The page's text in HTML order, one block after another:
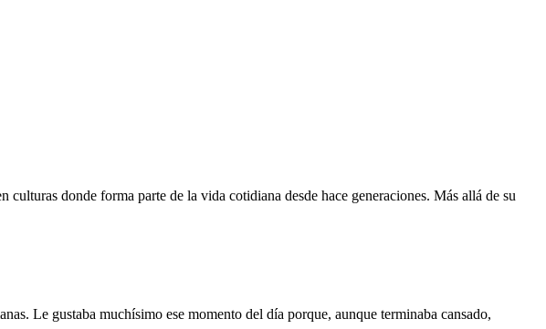
donde forma parte de la vida cotidiana desde hace generaciones. Más allá de su
Le gustaba muchísimo ese momento del día porque, aunque terminaba cansado,